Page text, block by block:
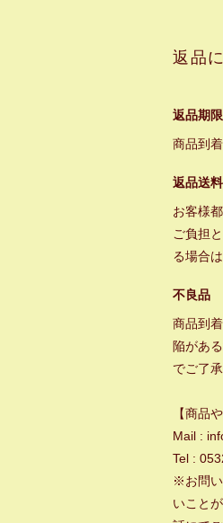
返品
返品期限
商品到
返品送料
お客様
ご負担
る場合
不良品
商品到
陥があ
でご了
【商品
Mail :
Tel :
※お問い
いこと